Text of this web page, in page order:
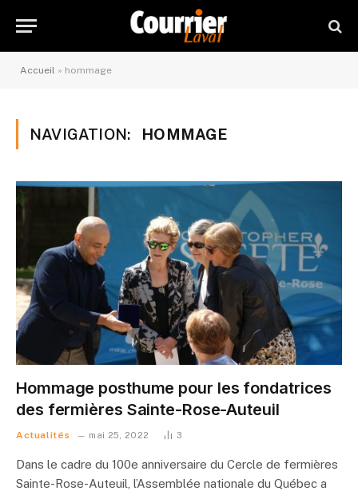
Accueil » hommage
NAVIGATION: HOMMAGE
Hommage posthume pour les fondatrices
des fermières Sainte-Rose-Auteuil
Actualités mai 25, 2022 3
Dans le cadre du 100e anniversaire du Cercle de fermières
Sainte-Rose-Auteuil, l’Assemblée nationale du Québec a